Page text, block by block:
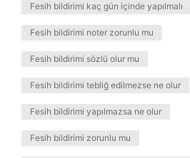
Fesih bildirimi kaç gün içinde yapılmalı
Fesih bildirimi noter zorunlu mu
Fesih bildirimi sözlü olur mu
Fesih bildirimi tebliğ edilmezse ne olur
Fesih bildirimi yapılmazsa ne olur
Fesih bildirimi zorunlu mu